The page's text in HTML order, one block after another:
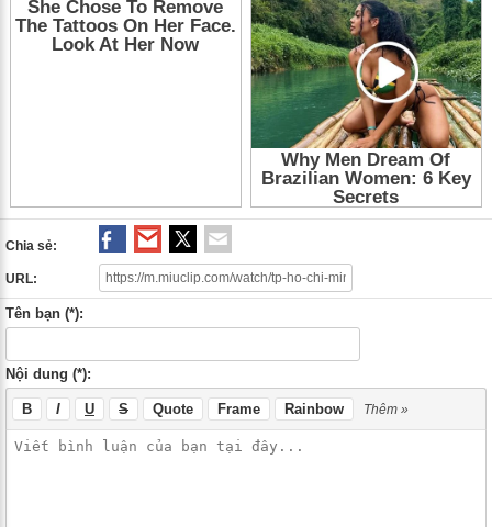
Chia sẻ:
URL:
Tên bạn (*):
Nội dung (*):
B I U S Quote Frame Rainbow Thêm »